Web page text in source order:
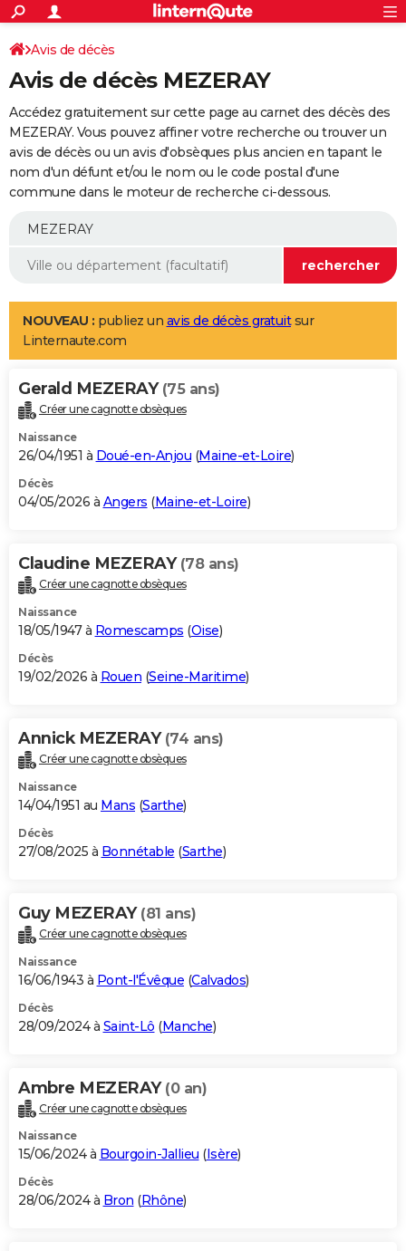
ACTUALITÉS
Politique
Société
Faits Divers
Education
Monde
Villes
+
SPORT
Coupe du monde 2026
Football
Tennis
Cyclisme
Rugby
Forum
Programme TV
TNT
Streaming
Cinéma
Sorties cinéma
Musique
+
FINANCE
Retraite
Epargne
Immobilier
Risques naturels par ville
Banque
Assurance
AUTO
Essais
Réserver un essai
Citadines
Berlines
SUV
Forum auto
+
Mobiles
Meilleur smartphone
Internet
Ordinateurs
Jeux vidéo
Guide high-tech
Aménagement intérieur
LIFESTYLE
Art de vivre
Bien-être
Loisirs
Mode
Modes de vie
Alimentation
Guide de la santé
Maladies
Médicaments
Sommeil
VOYAGE
Destinations
City break
Voyage nature
Voyage de noces
Forum
Climat
+PHOTO
GUIDES D'ACHAT
BONS PLANS
Carte de Noël
Carte Bonne année
Carte Saint-Valentin
Carte Pâques
Carte d'anniversaire
DICTIONNAIRE
Dictionnaire
Biographies
Citations
Expressions
Proverbes
PROGRAMME TV
S'inscrire
Se connecter
Lycées
Collèges
Primaires
Universités
Entreprises
Service militaire
Avis de recherche
AVIS DE DÉCÈS
Bricolage
Lifestyle
Culture
Sport
Auto
Television
Voyage
Cinema
Avis de décès
Avis de décès MEZERAY
Accédez gratuitement sur cette page au carnet des décès des
MEZERAY. Vous pouvez affiner votre recherche ou trouver un
avis de décès ou un avis d'obsèques plus ancien en tapant le
nom d'un défunt et/ou le nom ou le code postal d'une
commune dans le moteur de recherche ci-dessous.
NOUVEAU : publiez un avis de décès gratuitsur
Linternaute.com
Gerald MEZERAY (75 ans)
Créer une cagnotte obsèques
Naissance
26/04/1951 à Doué-en-Anjou (Maine-et-Loire)
Décès
04/05/2026 à Angers (Maine-et-Loire)
Claudine MEZERAY (78 ans)
Créer une cagnotte obsèques
Naissance
18/05/1947 à Romescamps (Oise)
Décès
19/02/2026 à Rouen (Seine-Maritime)
Annick MEZERAY (74 ans)
Créer une cagnotte obsèques
Naissance
14/04/1951 au Mans (Sarthe)
Décès
27/08/2025 à Bonnétable (Sarthe)
Guy MEZERAY (81 ans)
Créer une cagnotte obsèques
Naissance
16/06/1943 à Pont-l'Évêque (Calvados)
Décès
28/09/2024 à Saint-Lô (Manche)
Ambre MEZERAY (0 an)
Créer une cagnotte obsèques
Naissance
15/06/2024 à Bourgoin-Jallieu (Isère)
Décès
28/06/2024 à Bron (Rhône)